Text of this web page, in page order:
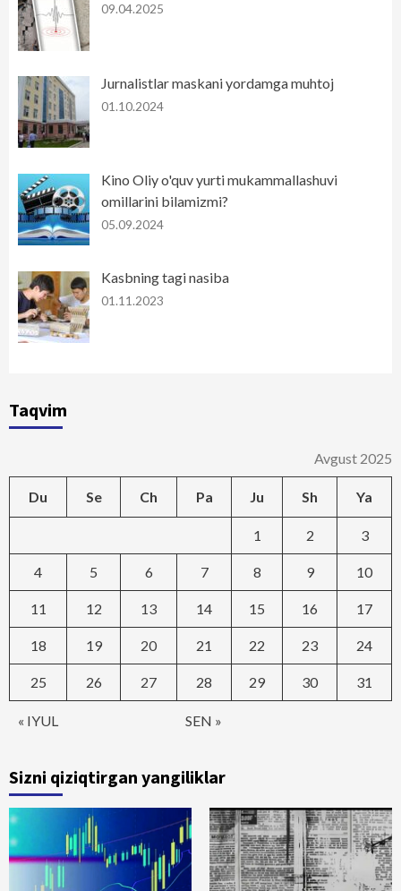
09.04.2025
Jurnalistlar maskani yordamga muhtoj
01.10.2024
Kino Oliy o'quv yurti mukammallashuvi
omillarini bilamizmi?
05.09.2024
Kasbning tagi nasiba
01.11.2023
Taqvim
Avgust 2025
Du Se Ch Pa Ju Sh Ya
« IYUL SEN »
1 2 3
4 5 6 7 8 9 10
11 12 13 14 15 16 17
18 19 20 21 22 23 24
25 26 27 28 29 30 31
Sizni qiziqtirgan yangiliklar